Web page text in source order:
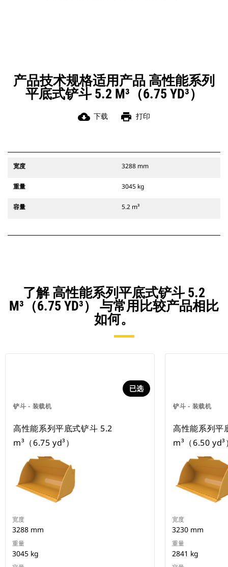
产品技术规格适用产品 高性能系列
平底式铲斗 5.2 M³（6.75 YD³）
cloud_download 下载 print 打印
宽度 3288 mm
重量 3045 kg
容量 5.2 m³
了解 高性能系列平底式铲斗 5.2
M³（6.75 YD³） 与常用比较产品相比
如何。
铲斗 - 装载机
已选
高性能系列平底式铲斗 5.2
m³（6.75 yd³）
宽度
3288 mm
重量
3045 kg
铲斗 - 装载机
高性能系列平
m³（6.50 yd³
宽度
3230 mm
重量
2841 kg